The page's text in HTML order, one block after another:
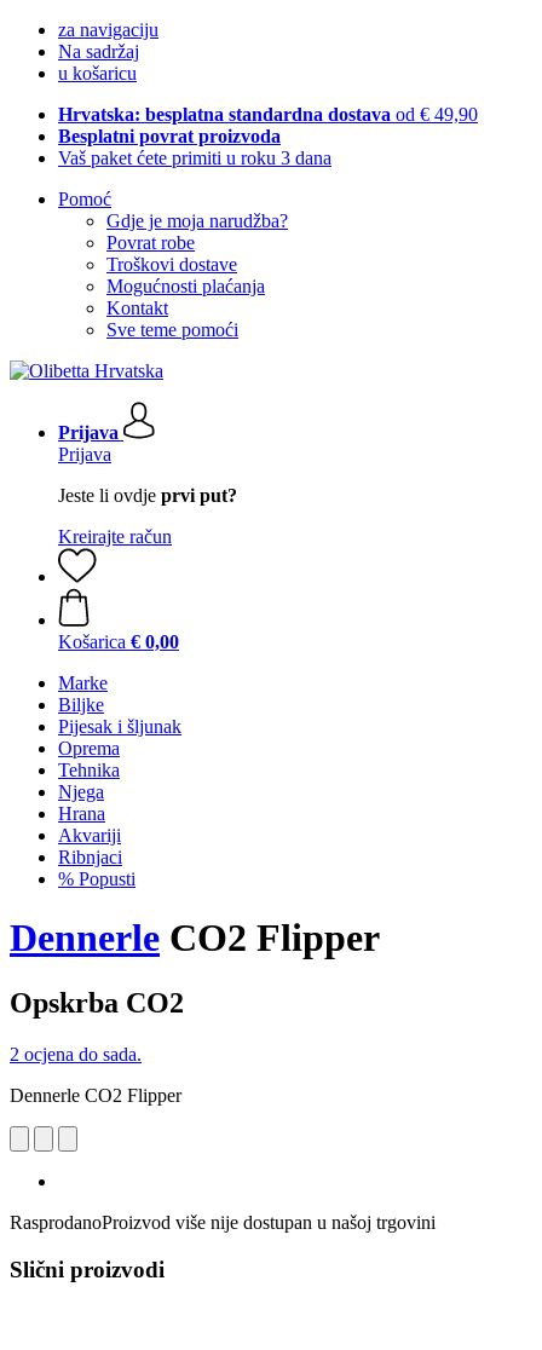
za navigaciju
Na sadržaj
u košaricu
Hrvatska: besplatna standardna dostava od € 49,90
Besplatni povrat proizvoda
Vaš paket ćete primiti u roku 3 dana
Pomoć
Gdje je moja narudžba?
Povrat robe
Troškovi dostave
Mogućnosti plaćanja
Kontakt
Sve teme pomoći
Prijava
Prijava
Jeste li ovdje prvi put?
Kreirajte račun
Košarica € 0,00
Marke
Biljke
Pijesak i šljunak
Oprema
Tehnika
Njega
Hrana
Akvariji
Ribnjaci
% Popusti
Dennerle CO2 Flipper
Opskrba CO2
2 ocjena do sada.
Dennerle CO2 Flipper
RasprodanoProizvod više nije dostupan u našoj trgovini
Slični proizvodi